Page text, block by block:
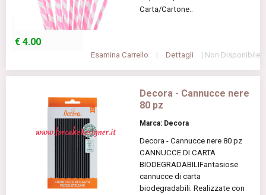
Carta/Cartone..
€ 4.00
Esamina Carrello | Dettagli | Non Disponibile
Decora - Cannucce nere
80 pz
Marca: Decora
Decora - Cannucce nere 80 pz
CANNUCCE DI CARTA
BIODEGRADABILIFantasiose
cannucce di carta
biodegradabili. Realizzate con